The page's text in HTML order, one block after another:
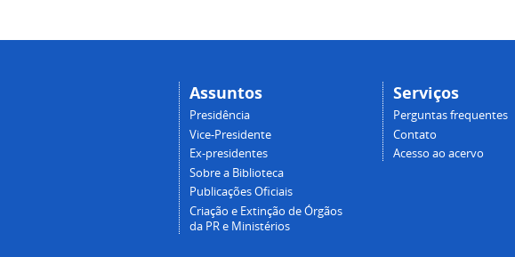
Assuntos
Presidência
Vice-Presidente
Ex-presidentes
Sobre a Biblioteca
Publicações Oficiais
Criação e Extinção de Órgãos
da PR e Ministérios
Serviços
Perguntas frequentes
Contato
Acesso ao acervo